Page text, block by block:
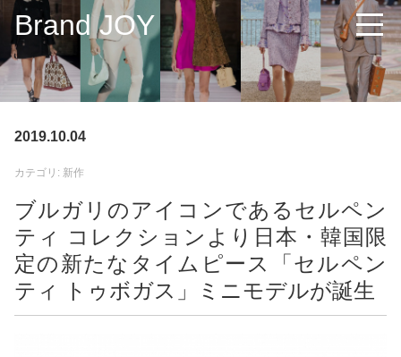
Brand JOY
2019.10.04
カテゴリ: 新作
ブルガリのアイコンであるセルペン
ティ コレクションより日本・韓国限
定の新たなタイムピース「セルペン
ティ トゥボガス」ミニモデルが誕生